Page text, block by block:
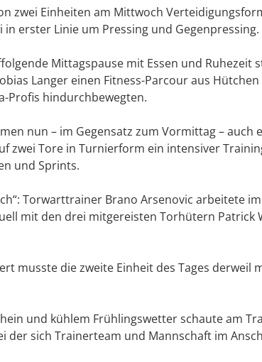
zwei Einheiten am Mittwoch
erster Linie um Pressing und Gegenpressing.
Mittagspause mit Essen und Ruhezeit
Langer einen Fitness-Parcour aus
Profis hindurchbewegten.
nun – im Gegensatz zum Vormittag – auch
zwei Tore in Turnierform ein intensiver
und Sprints.
Torwarttrainer Brano Arsenovic arbeitete
mit den drei mitgereisten Torhütern Patrick
musste die zweite Einheit des Tages
und kühlem Frühlingswetter schaute am
der sich Trainerteam und Mannschaft im